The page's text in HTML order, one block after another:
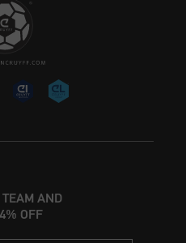
AND
OFF